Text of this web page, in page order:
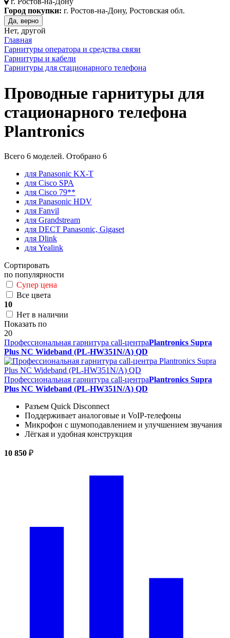
Город покупки: г. Ростов-на-Дону, Ростовская обл.
Да, верно
Нет, другой
Главная
Гарнитуры оператора и средства связи
Гарнитуры и кабели
Гарнитуры для стационарного телефона
Проводные гарнитуры для
стационарного телефона
Plantronics
Всего 6 моделей. Отобрано 6
для Panasonic KX-T
для Cisco SPA
для Cisco 79**
для Panasonic HDV
для Fanvil
для Grandstream
для DECT Panasonic, Gigaset
для Dlink
для Yealink
Сортировать
по популярности
Супер цена
Все цвета
10
Нет в наличии
Показать по
20
Профессиональная гарнитура call-центраPlantronics Supra
Plus NC Wideband (PL-HW351N/A) QD
Профессиональная гарнитура call-центраPlantronics Supra
Plus NC Wideband (PL-HW351N/A) QD
Разъем Quick Disconnect
Поддерживает аналоговые и VoIP-телефоны
Микрофон с шумоподавлением и улучшением звучания
Лёгкая и удобная конструкция
10 850 ₽